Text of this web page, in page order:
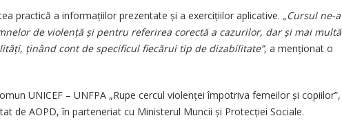
practică a informațiilor prezentate și a exercițiilor aplicative. „Cursul ne-a
de violență și pentru referirea corectă a cazurilor, dar și mai multă
ținând cont de specificul fiecărui tip de dizabilitate”, a menționat o
UNICEF – UNFPA „Rupe cercul violenței împotriva femeilor și copiilor”,
de AOPD, în parteneriat cu Ministerul Muncii și Protecției Sociale.